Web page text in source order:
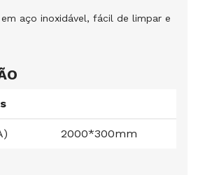
aço inoxidável, fácil de limpar e
2000*300mm